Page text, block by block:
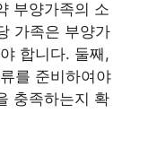
부양가족의 소
가족은 부양가
합니다. 둘째,
를 준비하여야
충족하는지 확